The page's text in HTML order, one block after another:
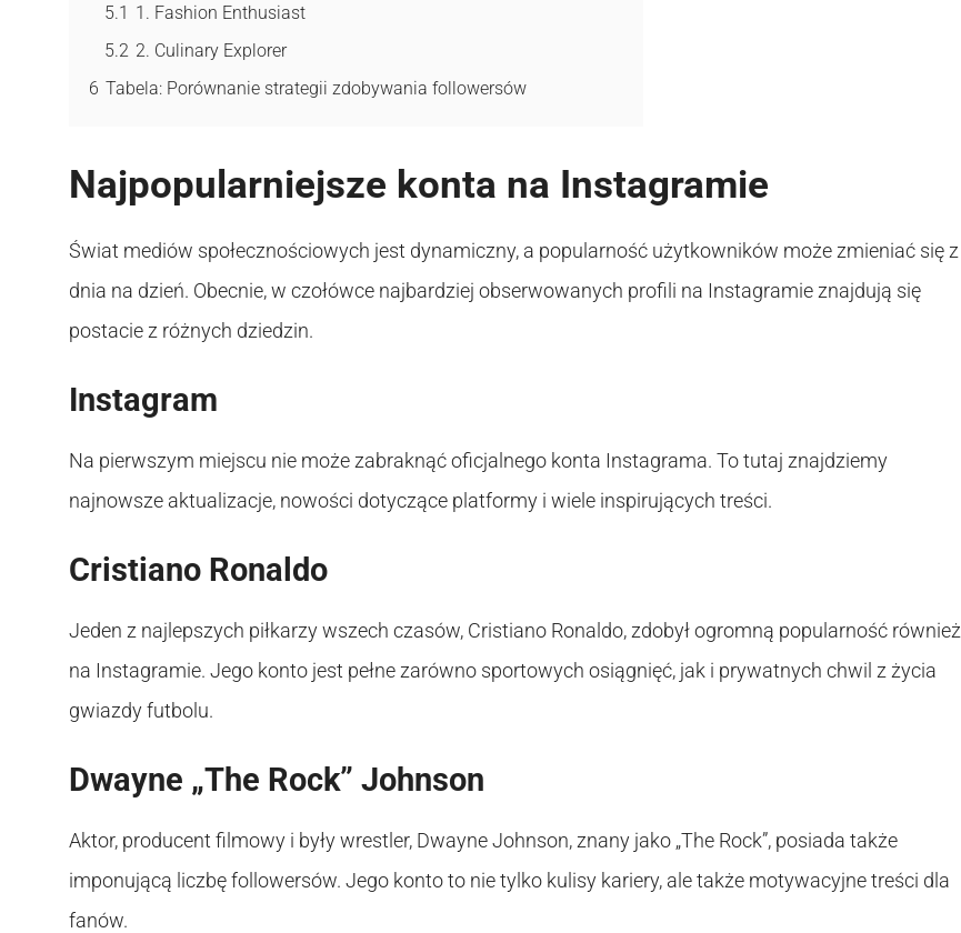
5.1 1. Fashion Enthusiast
5.2 2. Culinary Explorer
6 Tabela: Porównanie strategii zdobywania followersów
Najpopularniejsze konta na Instagramie
Świat mediów społecznościowych jest dynamiczny, a popularność użytkowników może zmieniać się z
dnia na dzień. Obecnie, w czołówce najbardziej obserwowanych profili na Instagramie znajdują się
postacie z różnych dziedzin.
Instagram
Na pierwszym miejscu nie może zabraknąć oficjalnego konta Instagrama. To tutaj znajdziemy
najnowsze aktualizacje, nowości dotyczące platformy i wiele inspirujących treści.
Cristiano Ronaldo
Jeden z najlepszych piłkarzy wszech czasów, Cristiano Ronaldo, zdobył ogromną popularność również
na Instagramie. Jego konto jest pełne zarówno sportowych osiągnięć, jak i prywatnych chwil z życia
gwiazdy futbolu.
Dwayne „The Rock” Johnson
Aktor, producent filmowy i były wrestler, Dwayne Johnson, znany jako „The Rock”, posiada także
imponującą liczbę followersów. Jego konto to nie tylko kulisy kariery, ale także motywacyjne treści dla
fanów.